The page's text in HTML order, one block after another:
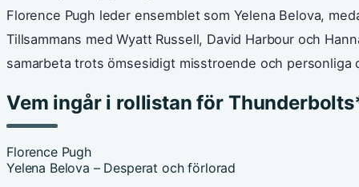
Florence Pugh leder ensemblet som Yelena Belova,
Tillsammans med Wyatt Russell, David Harbour och
samarbeta trots ömsesidigt misstroende och personliga
Vem ingår i rollistan för
Florence Pugh
Yelena Belova – Desperat och förlorad